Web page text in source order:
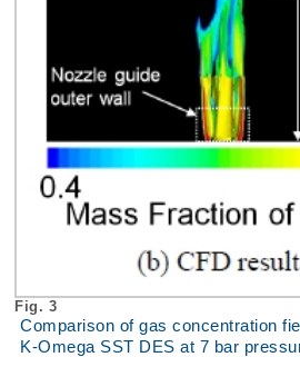
Fig. 3
Comparison of gas concentration
K-Omega SST DES at 7 bar